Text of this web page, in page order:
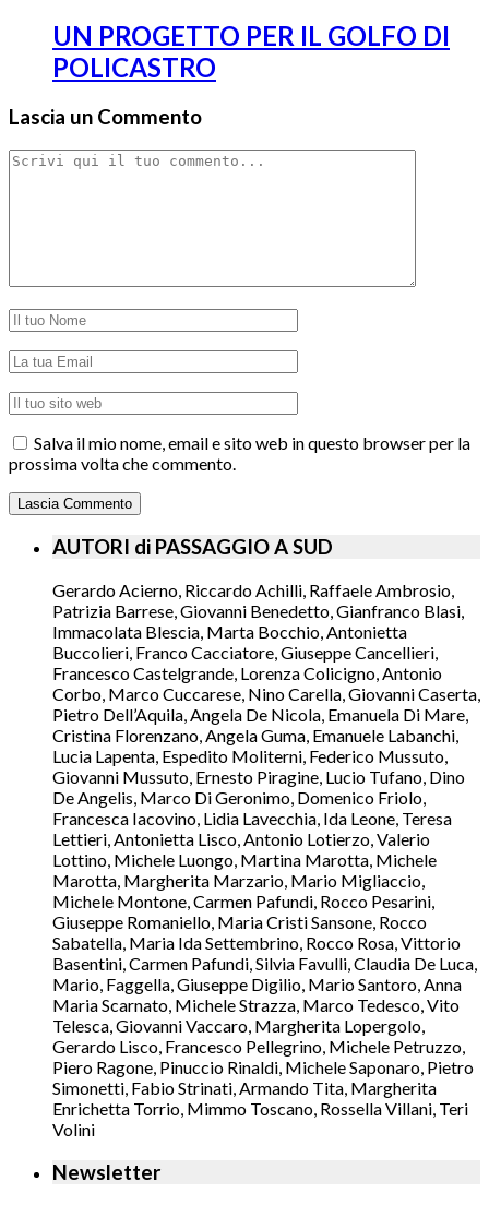
UN PROGETTO PER IL GOLFO DI
POLICASTRO
Lascia un Commento
Salva il mio nome, email e sito web in questo browser per la
prossima volta che commento.
AUTORI di PASSAGGIO A SUD
Gerardo Acierno, Riccardo Achilli, Raffaele Ambrosio,
Patrizia Barrese, Giovanni Benedetto, Gianfranco Blasi,
Immacolata Blescia, Marta Bocchio, Antonietta
Buccolieri, Franco Cacciatore, Giuseppe Cancellieri,
Francesco Castelgrande, Lorenza Colicigno, Antonio
Corbo, Marco Cuccarese, Nino Carella, Giovanni Caserta,
Pietro Dell’Aquila, Angela De Nicola, Emanuela Di Mare,
Cristina Florenzano, Angela Guma, Emanuele Labanchi,
Lucia Lapenta, Espedito Moliterni, Federico Mussuto,
Giovanni Mussuto, Ernesto Piragine, Lucio Tufano, Dino
De Angelis, Marco Di Geronimo, Domenico Friolo,
Francesca Iacovino, Lidia Lavecchia, Ida Leone, Teresa
Lettieri, Antonietta Lisco, Antonio Lotierzo, Valerio
Lottino, Michele Luongo, Martina Marotta, Michele
Marotta, Margherita Marzario, Mario Migliaccio,
Michele Montone, Carmen Pafundi, Rocco Pesarini,
Giuseppe Romaniello, Maria Cristi Sansone, Rocco
Sabatella, Maria Ida Settembrino, Rocco Rosa, Vittorio
Basentini, Carmen Pafundi, Silvia Favulli, Claudia De Luca,
Mario, Faggella, Giuseppe Digilio, Mario Santoro, Anna
Maria Scarnato, Michele Strazza, Marco Tedesco, Vito
Telesca, Giovanni Vaccaro, Margherita Lopergolo,
Gerardo Lisco, Francesco Pellegrino, Michele Petruzzo,
Piero Ragone, Pinuccio Rinaldi, Michele Saponaro, Pietro
Simonetti, Fabio Strinati, Armando Tita, Margherita
Enrichetta Torrio, Mimmo Toscano, Rossella Villani, Teri
Volini
Newsletter